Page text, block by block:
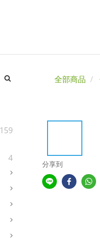
159
4
全部商品
分享到